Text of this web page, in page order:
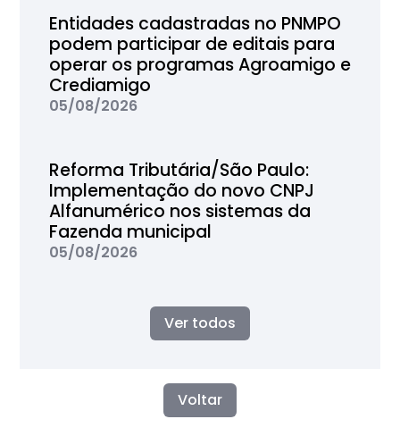
Entidades cadastradas no PNMPO
podem participar de editais para
operar os programas Agroamigo e
Crediamigo
05/08/2026
Reforma Tributária/São Paulo:
Implementação do novo CNPJ
Alfanumérico nos sistemas da
Fazenda municipal
05/08/2026
Ver todos
Voltar